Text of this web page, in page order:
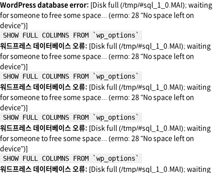
WordPress database error: [Disk full (/tmp/#sql_1_0.MAI); waiting
for someone to free some space... (errno: 28 "No space left on
device")]
SHOW FULL COLUMNS FROM `wp_options`
워드프레스 데이터베이스 오류: [Disk full (/tmp/#sql_1_0.MAI); waiting
for someone to free some space... (errno: 28 "No space left on
device")]
SHOW FULL COLUMNS FROM `wp_options`
워드프레스 데이터베이스 오류: [Disk full (/tmp/#sql_1_0.MAI); waiting
for someone to free some space... (errno: 28 "No space left on
device")]
SHOW FULL COLUMNS FROM `wp_options`
워드프레스 데이터베이스 오류: [Disk full (/tmp/#sql_1_0.MAI); waiting
for someone to free some space... (errno: 28 "No space left on
device")]
SHOW FULL COLUMNS FROM `wp_options`
워드프레스 데이터베이스 오류: [Disk full (/tmp/#sql_1_0.MAI); waiting